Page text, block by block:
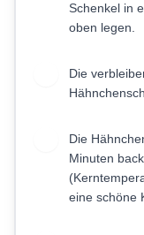
Schenkel in
oben legen.
Die
Die
Minuten
eine schöne